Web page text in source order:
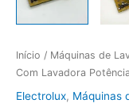
Início / Máquinas de
Com Lavadora
Electrolux, Máquinas